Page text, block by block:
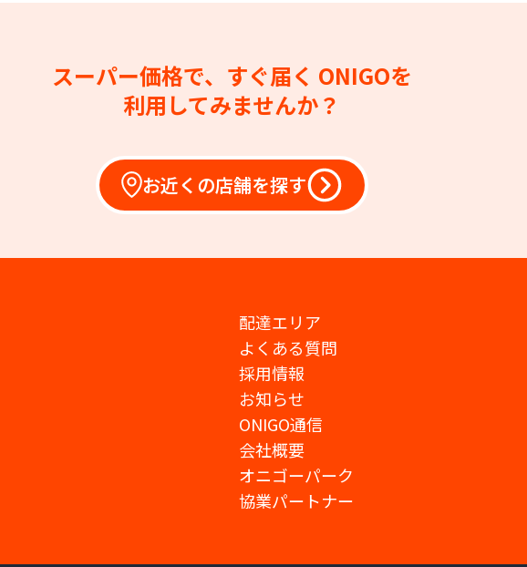
スーパー価格で、すぐ届く ONIGOを
利用してみませんか？
お近くの店舗を探す
配達エリア
よくある質問
採用情報
お知らせ
ONIGO通信
会社概要
オニゴーパーク
協業パートナー